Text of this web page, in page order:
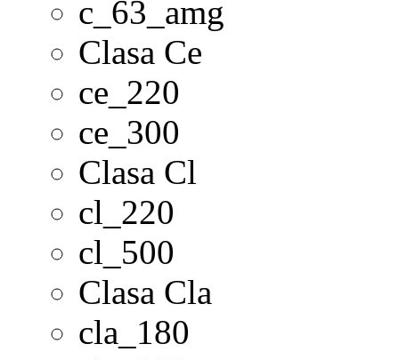
c_63_amg
Clasa Ce
ce_220
ce_300
Clasa Cl
cl_220
cl_500
Clasa Cla
cla_180